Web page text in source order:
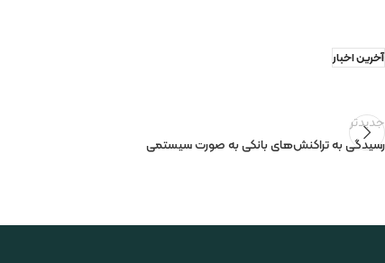
آخرین اخبار
جدیدتر
رسیدگی به تراکنش‌های بانکی به صورت سیستمی